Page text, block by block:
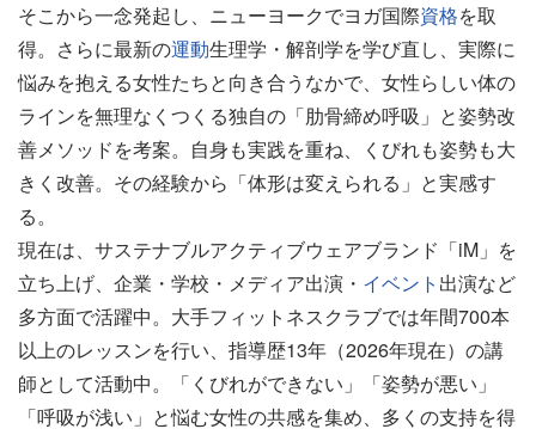
そこから一念発起し、ニューヨークでヨガ国際資格を取
得。さらに最新の運動生理学・解剖学を学び直し、実際に
悩みを抱える女性たちと向き合うなかで、女性らしい体の
ラインを無理なくつくる独自の「肋骨締め呼吸」と姿勢改
善メソッドを考案。自身も実践を重ね、くびれも姿勢も大
きく改善。その経験から「体形は変えられる」と実感す
る。
現在は、サステナブルアクティブウェアブランド「iM」を
立ち上げ、企業・学校・メディア出演・ イベント 出演など
多方面で活躍中。大手フィットネスクラブでは年間700本
以上のレッスンを行い、指導歴13年（2026年現在）の講
師として活動中。「くびれができない」「姿勢が悪い」
「呼吸が浅い」と悩む女性の共感を集め、多くの支持を得